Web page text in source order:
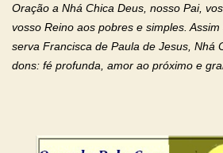
ensanguentadas e infinitamente
apesar de toda a minha limitação e da
Oração a Nhá Chica Deus, nosso Pai,
vosso Reino aos pobres e simples.
serva Francisca de Paula de Jesus, Nhá
dons: fé profunda, amor ao próximo e
Senhor Jesus Cristo, vosso Filho, na